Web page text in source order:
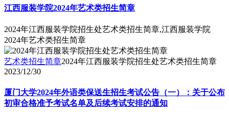
江西服装学院2024年艺术类招生简章
2024年江西服装学院招生处艺术类招生简章,江西服装学院
2024年艺术类招生简章
艺术类招生简章2024年江西服装学院招生处艺术类招生简章
2023/12/30
厦门大学2024年外语类保送生招生考试公告（一）：关于公布
初审合格准予考试名单及后续考试安排的通知